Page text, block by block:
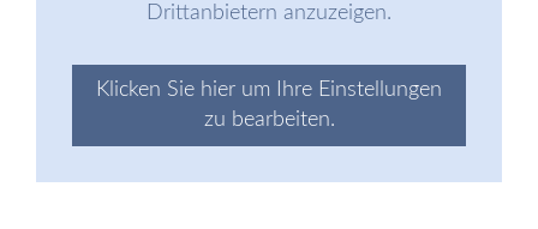
Drittanbietern anzuzeigen.
Klicken Sie hier um Ihre Einstellungen
zu bearbeiten.